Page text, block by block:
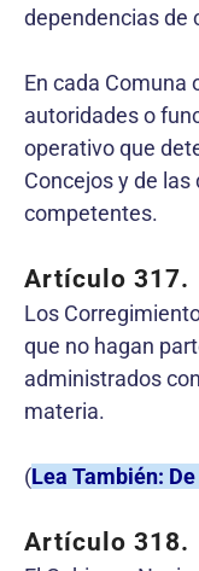
dependencias de
En cada Comuna
autoridades o
operativo que
Concejos y de
competentes.
Artículo 317.
Los
que no hagan
administrados
materia.
(Lea También:
Artículo 318.